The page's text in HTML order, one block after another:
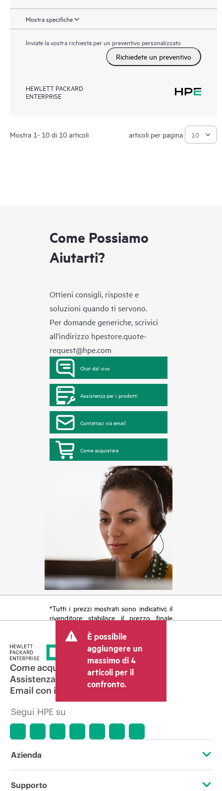
Mostra specifiche
Inviate la vostra richiesta per un preventivo personalizzato
Richiedete un preventivo
HEWLETT PACKARD
ENTERPRISE
Mostra 1- 10 di 10 articoli articoli per pagina
Come Possiamo
Aiutarti?
Ottieni consigli, risposte e
soluzioni quando ti servono.
Per domande generiche, scrivici
all’indirizzo hpestore.quote-
request@hpe.com
Chat dal vivo
Assistenza per i prodotti
Contattaci via email
Come acquistare
*Tutti i prezzi mostrati sono indicativi; il
rivenditore stabilisce il prezzo finale
costi, come le imposte sulla vendita/IVA
e le spese di spedizione. Il prezzo della
transazione stabilito dal rivenditore può
variare rispetto a quello di altri
rivenditori e al prezzo indicativo
mostrato. I prezzi indicativi possono
includere offerte promozionali a tempo
limitato. HPE si riserva il diritto di
applicare adeguamenti dei prezzi in
qualsiasi momento per motivi che
variazioni delle condizioni del mercato,
promozione ed errori negli annunci
È possibile
aggiungere un
massimo di 4
articoli per il
confronto.
Come acquistare
Assistenza per i prodotti
Email con il commerciale
Segui HPE su
Azienda
Informazioni su HPE
Supporto